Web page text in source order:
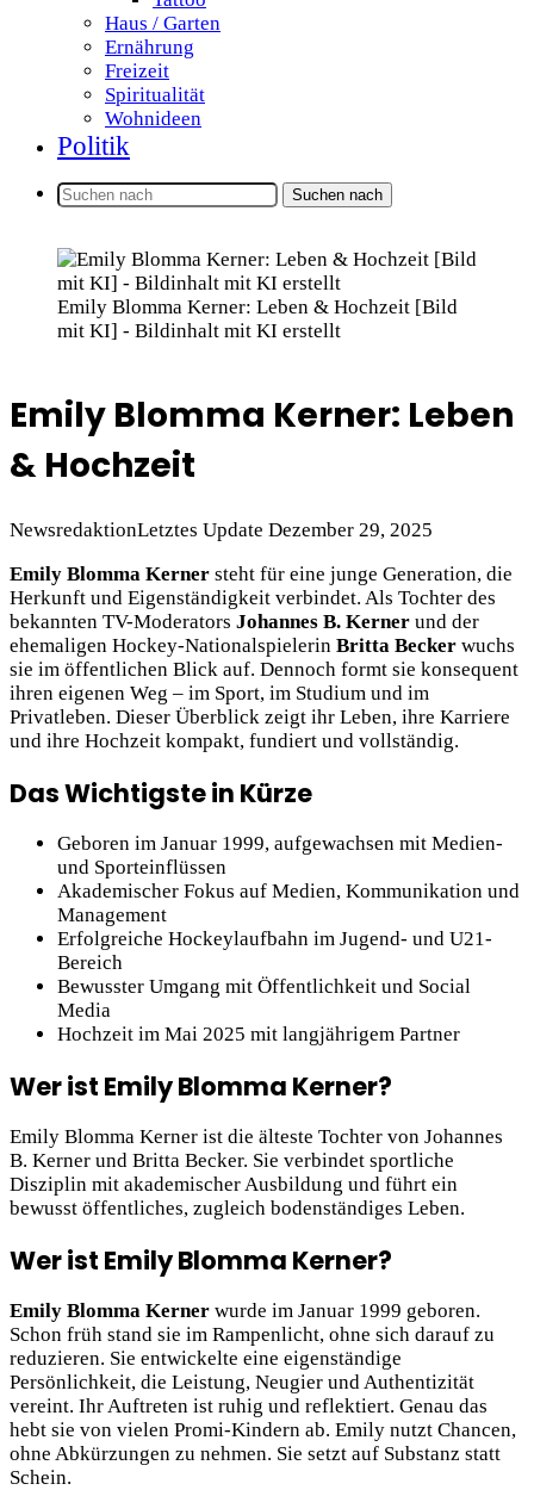
Haus / Garten
Ernährung
Freizeit
Spiritualität
Wohnideen
Politik
Suchen nach
Emily Blomma Kerner: Leben & Hochzeit [Bild
mit KI] - Bildinhalt mit KI erstellt
Emily Blomma Kerner: Leben
& Hochzeit
NewsredaktionLetztes Update Dezember 29, 2025
Emily Blomma Kerner steht für eine junge Generation, die
Herkunft und Eigenständigkeit verbindet. Als Tochter des
bekannten TV-Moderators Johannes B. Kerner und der
ehemaligen Hockey-Nationalspielerin Britta Becker wuchs
sie im öffentlichen Blick auf. Dennoch formt sie konsequent
ihren eigenen Weg – im Sport, im Studium und im
Privatleben. Dieser Überblick zeigt ihr Leben, ihre Karriere
und ihre Hochzeit kompakt, fundiert und vollständig.
Das Wichtigste in Kürze
Geboren im Januar 1999, aufgewachsen mit Medien-
und Sporteinflüssen
Akademischer Fokus auf Medien, Kommunikation und
Management
Erfolgreiche Hockeylaufbahn im Jugend- und U21-
Bereich
Bewusster Umgang mit Öffentlichkeit und Social
Media
Hochzeit im Mai 2025 mit langjährigem Partner
Wer ist Emily Blomma Kerner?
Emily Blomma Kerner ist die älteste Tochter von Johannes
B. Kerner und Britta Becker. Sie verbindet sportliche
Disziplin mit akademischer Ausbildung und führt ein
bewusst öffentliches, zugleich bodenständiges Leben.
Wer ist Emily Blomma Kerner?
Emily Blomma Kerner wurde im Januar 1999 geboren.
Schon früh stand sie im Rampenlicht, ohne sich darauf zu
reduzieren. Sie entwickelte eine eigenständige
Persönlichkeit, die Leistung, Neugier und Authentizität
vereint. Ihr Auftreten ist ruhig und reflektiert. Genau das
hebt sie von vielen Promi-Kindern ab. Emily nutzt Chancen,
ohne Abkürzungen zu nehmen. Sie setzt auf Substanz statt
Schein.